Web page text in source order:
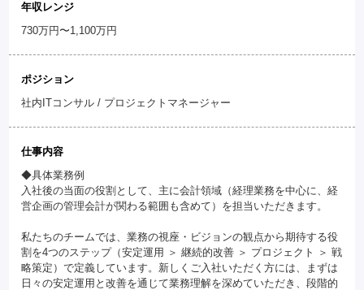
年収レンジ
730万円〜1,100万円
ポジション
社内ITコンサル / プロジェクトマネージャー
仕事内容
◆具体業務例
入社後の当面の役割として、主に会計領域（経理業務を中心に、経
営企画の管理会計が関わる範囲も含めて）を担当いただきます。
私たちのチームでは、業務の視座・ビジョンの観点から期待する役
割を4つのステップ（安定運用 ＞ 継続的改善 ＞ プロジェクト ＞ 戦
略策定）で定義しています。新しくご入社いただく方には、まずは
日々の安定運用と改善を通じて業務理解を深めていただき、段階的